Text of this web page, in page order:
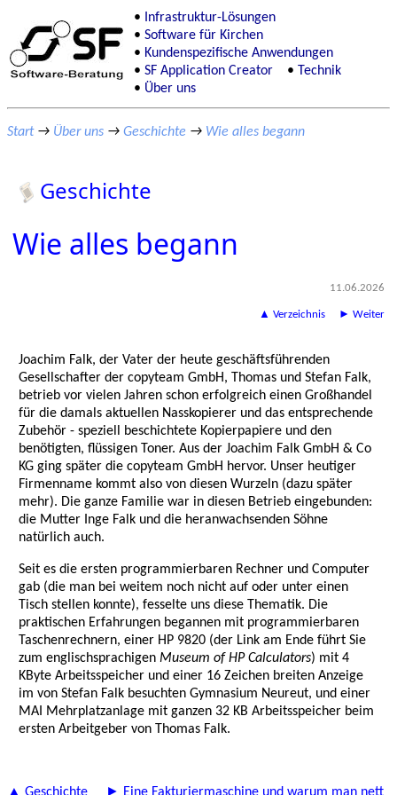
Infrastruktur-Lösungen
Software für Kirchen
Kundenspezifische Anwendungen
SF Application Creator
Technik
Über uns
Start→ Über uns → Geschichte → Wie alles begann
Geschichte
Wie alles begann
11.06.2026
▲ Verzeichnis ► Weiter
Joachim Falk, der Vater der heute geschäftsführenden
Gesellschafter der copyteam GmbH, Thomas und Stefan Falk,
betrieb vor vielen Jahren schon erfolgreich einen Großhandel
für die damals aktuellen Nasskopierer und das entsprechende
Zubehör - speziell beschichtete Kopierpapiere und den
benötigten, flüssigen Toner. Aus der Joachim Falk GmbH & Co
KG ging später die copyteam GmbH hervor. Unser heutiger
Firmenname kommt also von diesen Wurzeln (dazu später
mehr). Die ganze Familie war in diesen Betrieb eingebunden:
die Mutter Inge Falk und die heranwachsenden Söhne
natürlich auch.
Seit es die ersten programmierbaren Rechner und Computer
gab (die man bei weitem noch nicht auf oder unter einen
Tisch stellen konnte), fesselte uns diese Thematik. Die
praktischen Erfahrungen begannen mit programmierbaren
Taschenrechnern, einer HP 9820 (der Link am Ende führt Sie
zum englischsprachigen Museum of HP Calculators) mit 4
KByte Arbeitsspeicher und einer 16 Zeichen breiten Anzeige
im von Stefan Falk besuchten Gymnasium Neureut, und einer
MAI Mehrplatzanlage mit ganzen 32 KB Arbeitsspeicher beim
ersten Arbeitgeber von Thomas Falk.